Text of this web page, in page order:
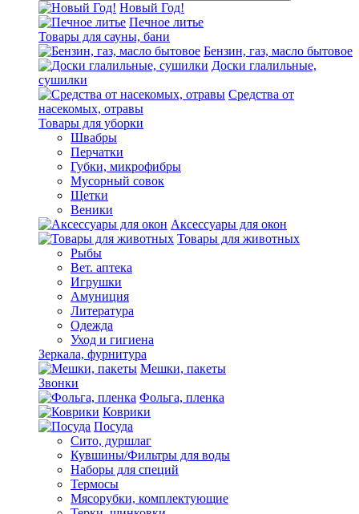
Новый Год!
Печное литье
Товары для сауны, бани
Бензин, газ, масло бытовое
Доски глалильные,
сушилки
Средства от
насекомых, отравы
Товары для уборки
Швабры
Перчатки
Губки, микрофибры
Мусорный совок
Щетки
Веники
Аксессуары для окон
Товары для животных
Рыбы
Вет. аптека
Игрушки
Амуниция
Литература
Одежда
Уход и гигиена
Зеркала, фурнитура
Мешки, пакеты
Звонки
Фольга, пленка
Коврики
Посуда
Сито, дуршлаг
Кувшины/Фильтры для воды
Наборы для специй
Термосы
Мясорубки, комплектующие